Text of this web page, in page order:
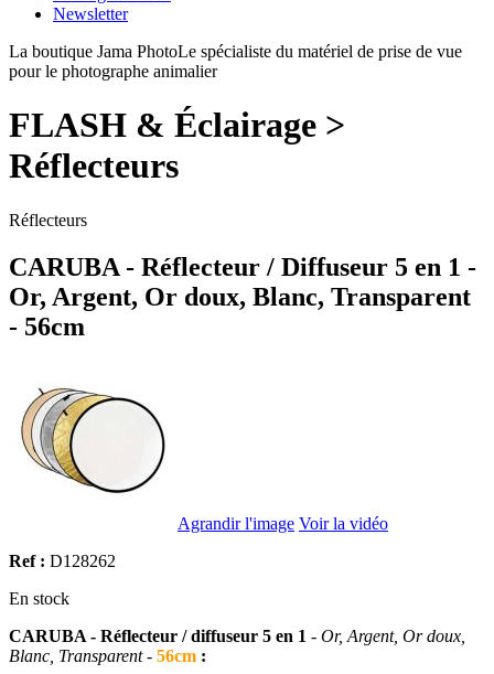
Newsletter
La boutique Jama PhotoLe spécialiste du matériel de prise de vue
pour le photographe animalier
FLASH & Éclairage >
Réflecteurs
Réflecteurs
CARUBA - Réflecteur / Diffuseur 5 en 1 -
Or, Argent, Or doux, Blanc, Transparent
- 56cm
Agrandir l'image Voir la vidéo
Ref : D128262
En stock
CARUBA - Réflecteur / diffuseur 5 en 1 - Or, Argent, Or doux,
Blanc, Transparent - 56cm :